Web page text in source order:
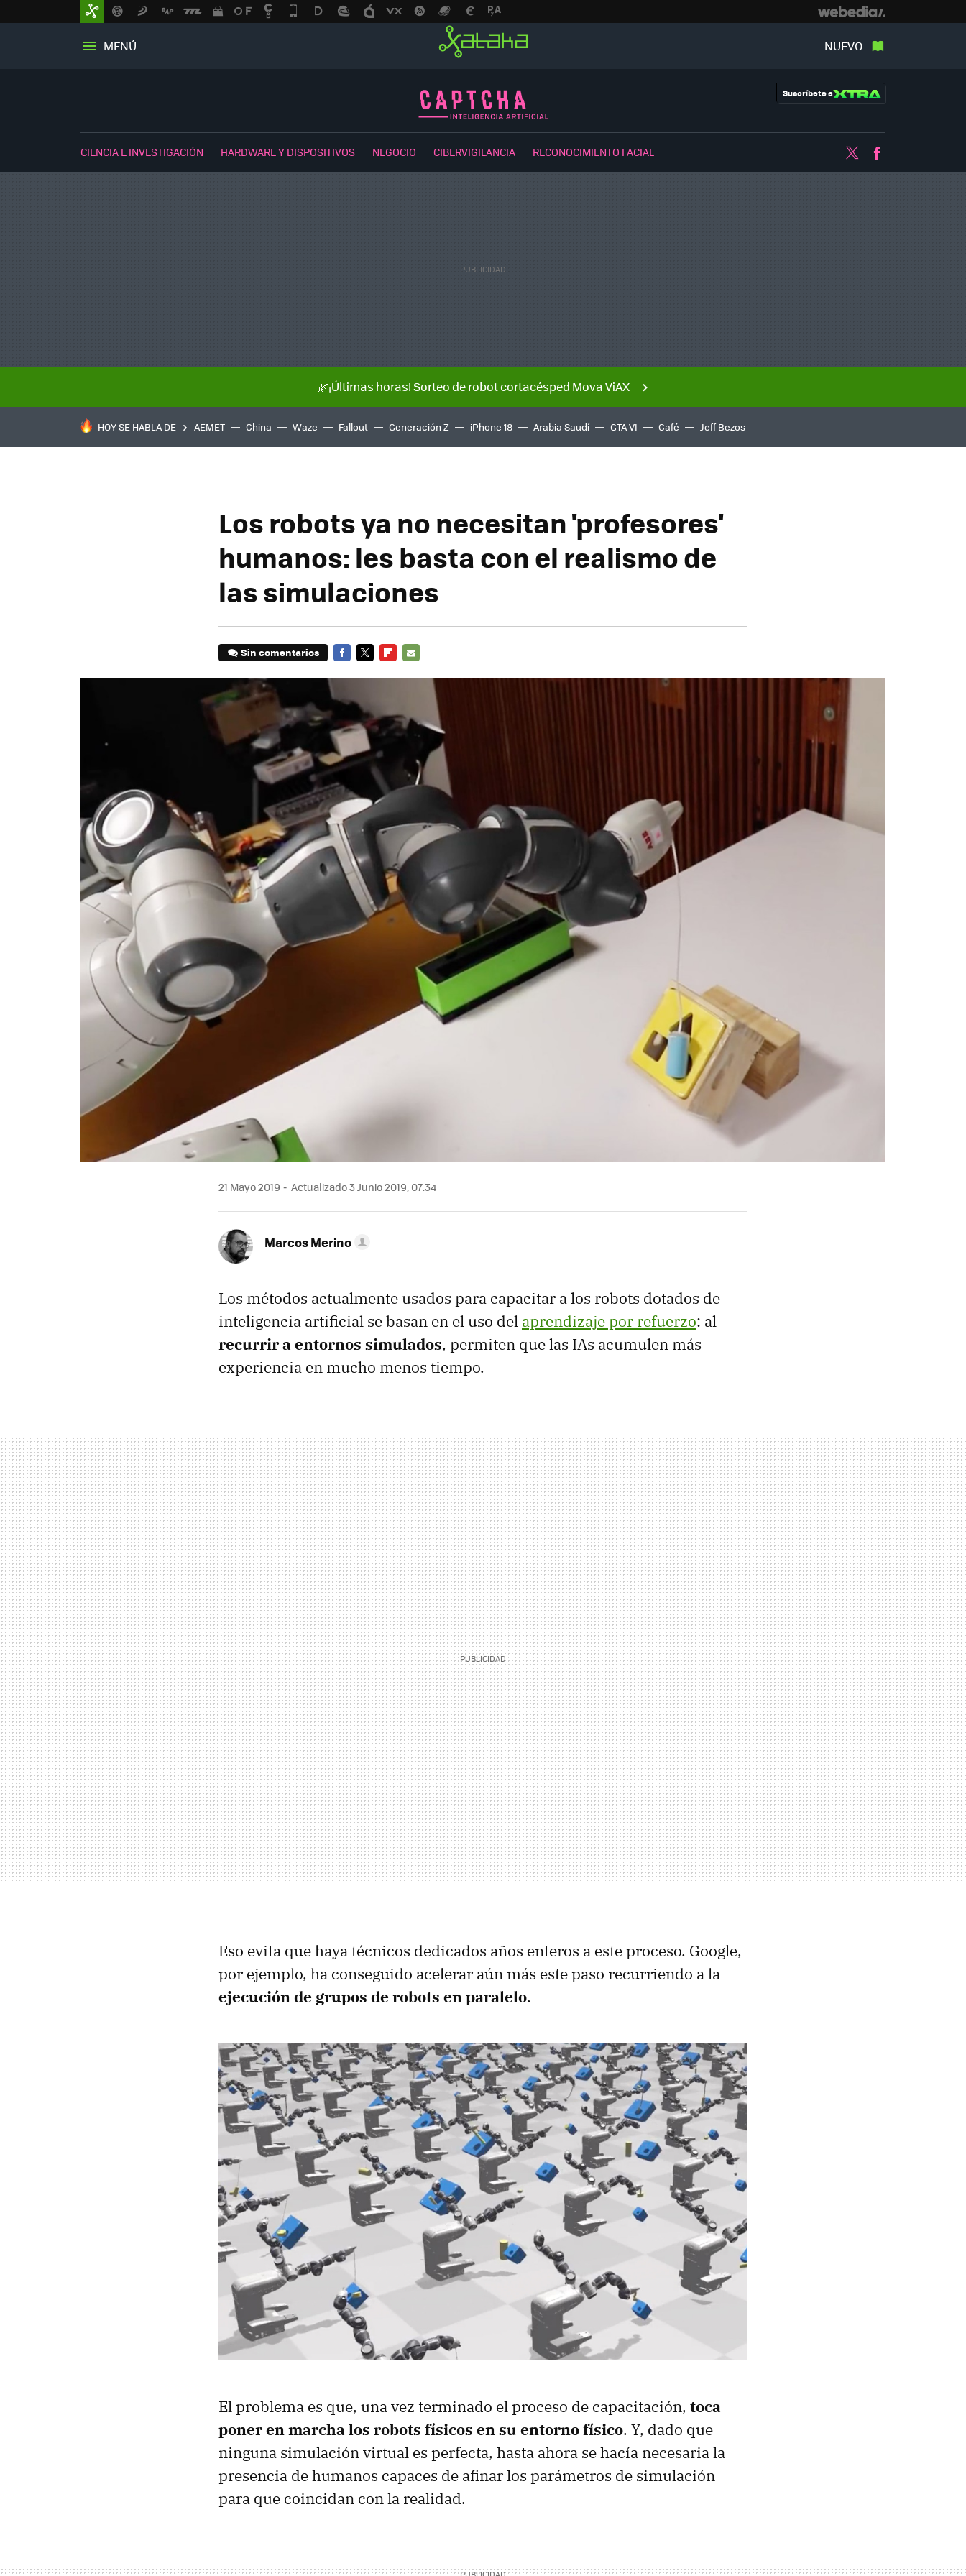
MENÚ NUEVO
Suscríbete a
CIENCIA E INVESTIGACIÓN HARDWARE Y DISPOSITIVOS NEGOCIO CIBERVIGILANCIA RECONOCIMIENTO FACIAL Twitter
🌿¡Últimas horas! Sorteo de robot cortacésped Mova ViAX
HOY SE HABLA DE AEMET China Waze Fallout Generación Z iPhone 18 Arabia Saudí GTA VI Café Jeff Bezos
Los robots ya no necesitan 'profesores'
humanos: les basta con el realismo de
las simulaciones
Sin comentarios
21 Mayo 2019 Actualizado 3 Junio 2019, 07:34
Marcos Merino
Los métodos actualmente usados para capacitar a los robots dotados de
inteligencia artificial se basan en el uso del aprendizaje por refuerzo: al
recurrir a entornos simulados, permiten que las IAs acumulen más
experiencia en mucho menos tiempo.
Eso evita que haya técnicos dedicados años enteros a este proceso. Google,
por ejemplo, ha conseguido acelerar aún más este paso recurriendo a la
ejecución de grupos de robots en paralelo.
El problema es que, una vez terminado el proceso de capacitación, toca
poner en marcha los robots físicos en su entorno físico. Y, dado que
ninguna simulación virtual es perfecta, hasta ahora se hacía necesaria la
presencia de humanos capaces de afinar los parámetros de simulación
para que coincidan con la realidad.